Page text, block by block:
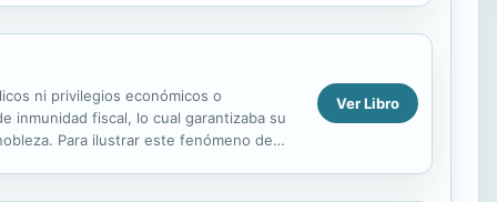
ni privilegios económicos o
inmunidad fiscal, lo cual garantizaba su
Para ilustrar este fenómeno de
Ver Libro